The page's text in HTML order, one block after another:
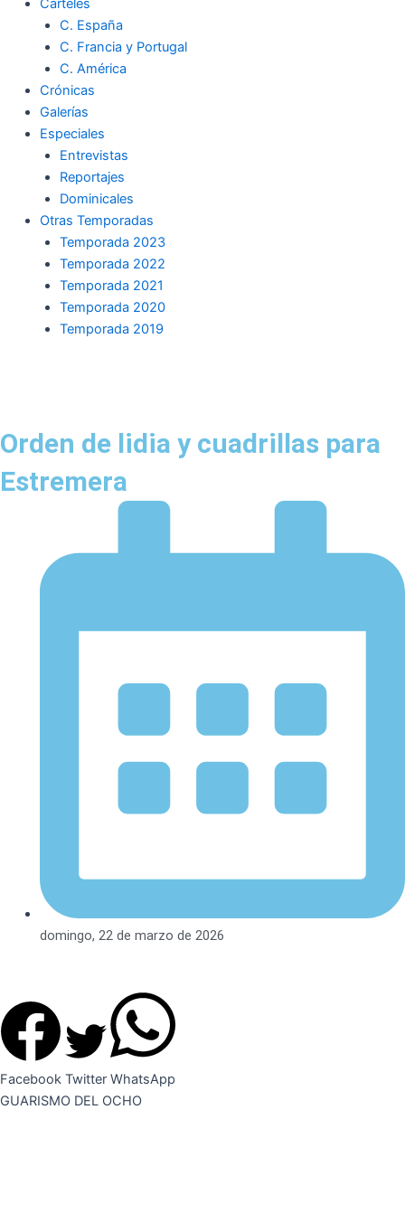
Carteles
C. España
C. Francia y Portugal
C. América
Crónicas
Galerías
Especiales
Entrevistas
Reportajes
Dominicales
Otras Temporadas
Temporada 2023
Temporada 2022
Temporada 2021
Temporada 2020
Temporada 2019
Orden de lidia y cuadrillas para
Estremera
domingo, 22 de marzo de 2026
Facebook Twitter WhatsApp
GUARISMO DEL OCHO